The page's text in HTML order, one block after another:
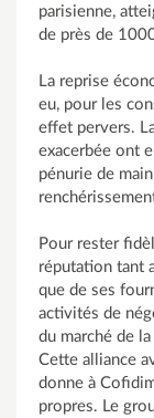
parisienne,
de près de
La reprise
eu, pour les
effet pervers.
exacerbée ont
pénurie de
Pour rester
réputation tant
que de ses
activités de
du marché de
Cette alliance
donne à
propres. Le